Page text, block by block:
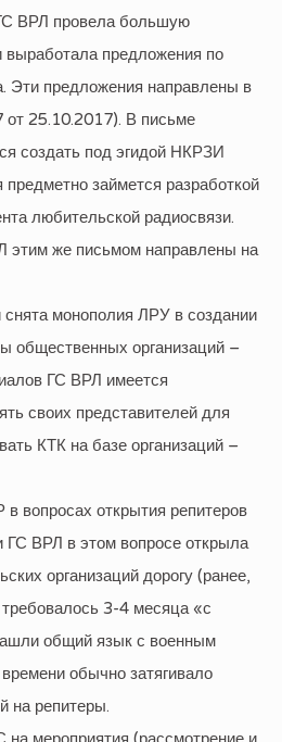
ВРЛ провела большую
выработала предложения по
Эти предложения направлены в
25.10.2017). В письме
создать под эгидой НКРЗИ
предметно займется разработкой
любительской радиосвязи.
этим же письмом направлены на
снята монополия ЛРУ в создании
общественных организаций –
ГС ВРЛ имеется
своих представителей для
КТК на базе организаций –
вопросах открытия репитеров
ГС ВРЛ в этом вопросе открыла
организаций дорогу (ранее,
3-4 месяца «с
общий язык с военным
обычно затягивало
на репитеры.